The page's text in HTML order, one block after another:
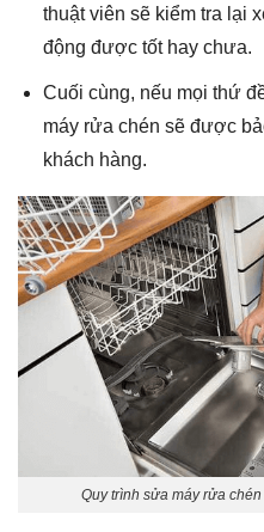
thuật viên sẽ kiểm tra lại
động được tốt hay chưa.
Cuối cùng, nếu mọi thứ
máy rửa chén sẽ được
khách hàng.
Quy trình sửa máy rửa